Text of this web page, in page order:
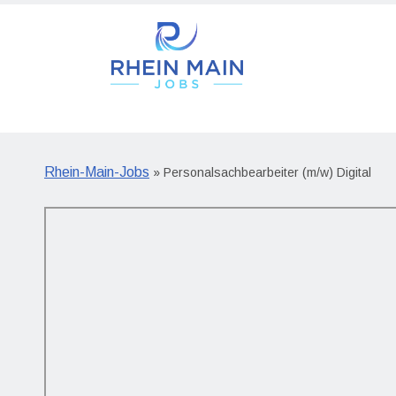
Rhein-Main-Jobs » Personalsachbearbeiter (m/w) Digital